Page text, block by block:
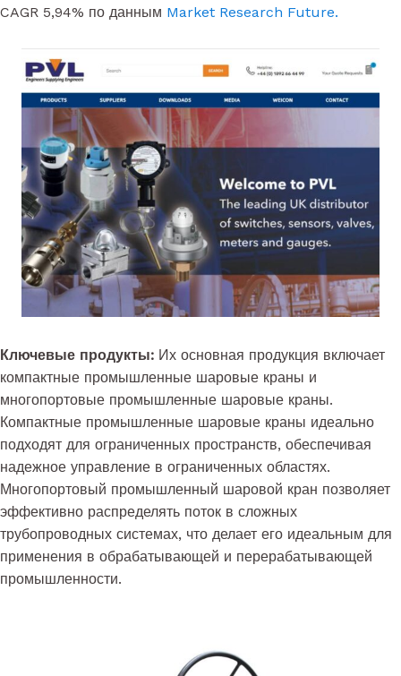
CAGR 5,94% по данным Market Research Future.
Ключевые продукты: Их основная продукция включает
компактные промышленные шаровые краны и
многопортовые промышленные шаровые краны.
Компактные промышленные шаровые краны идеально
подходят для ограниченных пространств, обеспечивая
надежное управление в ограниченных областях.
Многопортовый промышленный шаровой кран позволяет
эффективно распределять поток в сложных
трубопроводных системах, что делает его идеальным для
применения в обрабатывающей и перерабатывающей
промышленности.